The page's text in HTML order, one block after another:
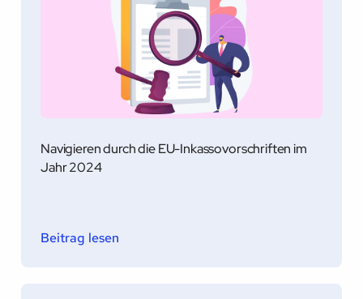
Navigieren durch die EU-Inkassovorschriften im
Jahr 2024
Beitrag lesen